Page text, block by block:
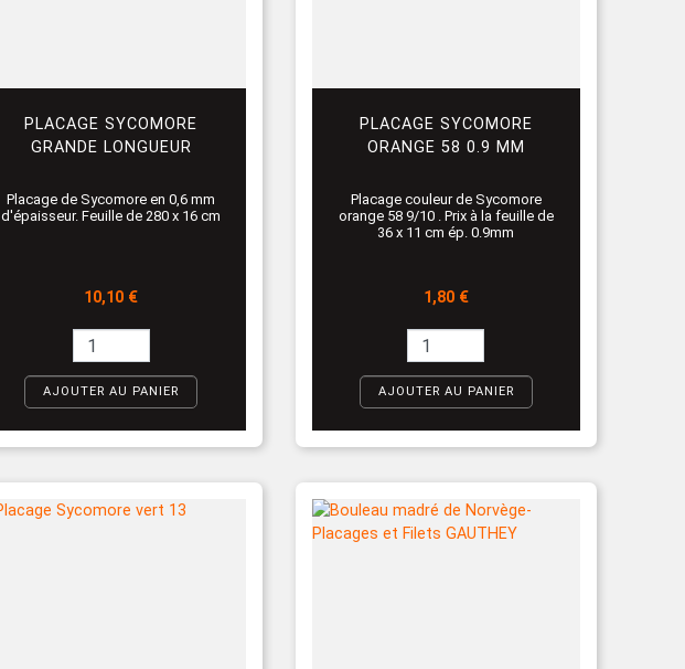
PLACAGE SYCOMORE
GRANDE LONGUEUR
Placage de Sycomore en 0,6 mm
d'épaisseur. Feuille de 280 x 16 cm
Prix
10,10 €
AJOUTER AU PANIER
PLACAGE SYCOMORE
ORANGE 58 0.9 MM
Placage couleur de Sycomore
orange 58 9/10 . Prix à la feuille de
36 x 11 cm ép. 0.9mm
Prix
1,80 €
AJOUTER AU PANIER